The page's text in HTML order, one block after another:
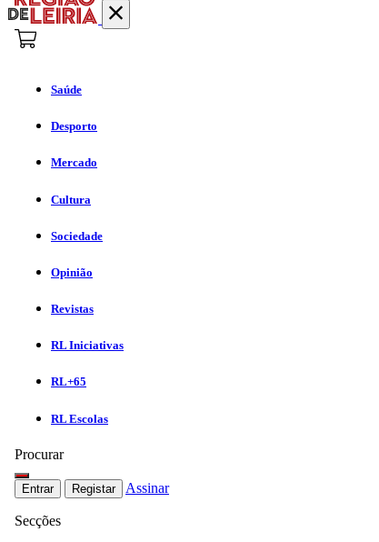
Saúde
Desporto
Mercado
Cultura
Sociedade
Opinião
Revistas
RL Iniciativas
RL+65
RL Escolas
Procurar
Entrar Registar Assinar
Secções